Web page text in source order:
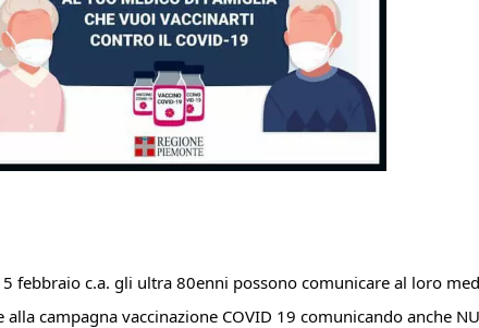
febbraio c.a. gli ultra 80enni possono comunicare al loro
alla campagna vaccinazione COVID 19 comunicando anche